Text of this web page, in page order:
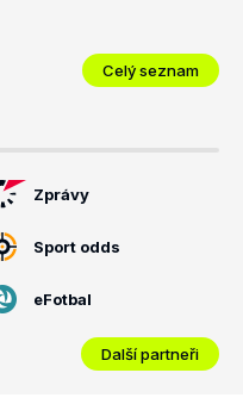
Celý seznam
Zprávy
Sport odds
eFotbal
Další partneři